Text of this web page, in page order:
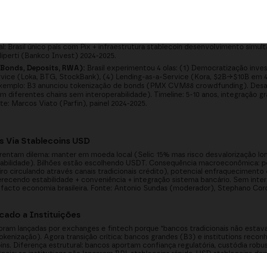
colaboração BCB 2024-2025.
abstrair complexidade cripto (não private keys, não MetaMask).
crypto lingo. Combinação Pix + BRL stablecoins = pagos 247 com
Brasil único país com Pix + infraestrutura stablecoin desenvolvimento
(Bankco Invest) 2024-2025.
Deposits, RWA): Brasil experimentou 4 olas: (1) Democratização
(Loka, BTG, StockBank), (4) Lending-as-a-Service (Kora, $2B→$10B em
B3 anunciou tokenização de bonds (PMX CVM88 crowdfunding).
chains sem interoperabilidade). Timeline: 5-10 anos, integração
Marcos Viato (Parfin), painel 2024-2025.
Via Stablecoins USD
dilema: manter em moeda local (Selic 15% mas risco desvalorização
Bilhões estão escolhendo USDT. Consequência macroeconômica:
circulando através canais tradicionais crédito), potencial enfraquecimento
estabilidade + conveniência + integração sistema bancário. Sem
economia brasileira. Fonte: Antonio Sundas (moderador), Stephano
a Instituições
lançadas por exchanges e fintech porque "bancos tradicionais não
Agora transição crítica: bancos grandes (B3) e institutions
Diferença estrutural: bancos aportam confiança regulatória, custódia